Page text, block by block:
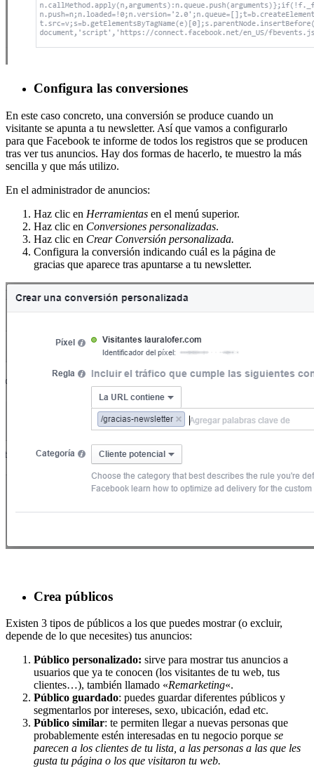
Configura las conversiones
En este caso concreto, una conversión se produce cuando un
visitante se apunta a tu newsletter. Así que vamos a configurarlo
para que Facebook te informe de todos los registros que se producen
tras ver tus anuncios. Hay dos formas de hacerlo, te muestro la más
sencilla y que más utilizo.
En el administrador de anuncios:
Haz clic en Herramientas en el menú superior.
Haz clic en Conversiones personalizadas.
Haz clic en Crear Conversión personalizada.
Configura la conversión indicando cuál es la página de
gracias que aparece tras apuntarse a tu newsletter.
Crea públicos
Existen 3 tipos de públicos a los que puedes mostrar (o excluir,
depende de lo que necesites) tus anuncios:
Público personalizado: sirve para mostrar tus anuncios a
usuarios que ya te conocen (los visitantes de tu web, tus
clientes…), también llamado «Remarketing«.
Público guardado: puedes guardar diferentes públicos y
segmentarlos por intereses, sexo, ubicación, edad etc.
Público similar: te permiten llegar a nuevas personas que
probablemente estén interesadas en tu negocio porque se
parecen a los clientes de tu lista, a las personas a las que les
gusta tu página o los que visitaron tu web.